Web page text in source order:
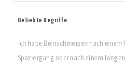
Beliebte Begriffe
Ich habe Beinschmerzen nach einem
Spaziergang oder nach einem